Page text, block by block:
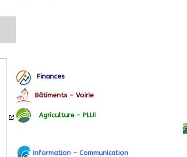
Finances
Bâtiments - Voirie
Agriculture - PLUi
Information - Communication